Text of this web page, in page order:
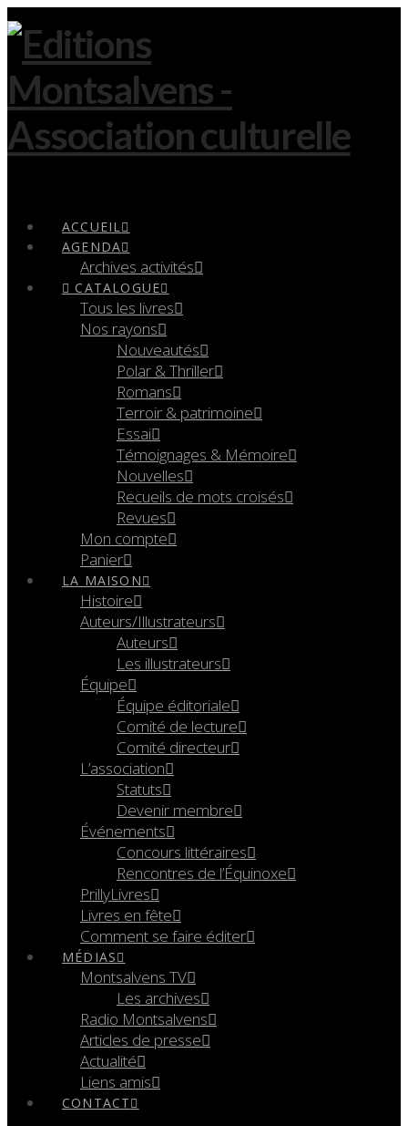
ACCUEIL
AGENDA
Archives activités
CATALOGUE
Tous les livres
Nos rayons
Nouveautés
Polar & Thriller
Romans
Terroir & patrimoine
Essai
Témoignages & Mémoire
Nouvelles
Recueils de mots croisés
Revues
Mon compte
Panier
LA MAISON
Histoire
Auteurs/Illustrateurs
Auteurs
Les illustrateurs
Équipe
Équipe éditoriale
Comité de lecture
Comité directeur
L’association
Statuts
Devenir membre
Événements
Concours littéraires
Rencontres de l’Équinoxe
PrillyLivres
Livres en fête
Comment se faire éditer
MÉDIAS
Montsalvens TV
Les archives
Radio Montsalvens
Articles de presse
Actualité
Liens amis
CONTACT